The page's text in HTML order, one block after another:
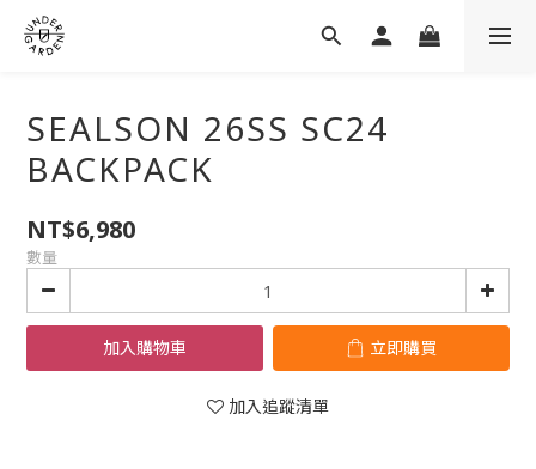
SEALSON 26SS SC24
BACKPACK
NT$6,980
數量
加入購物車 立即購買
加入追蹤清單